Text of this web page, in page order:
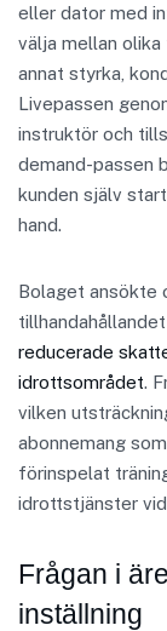
eller dator med
välja mellan
annat styrka,
Livepassen
instruktör och
demand-passen
kunden själv
hand.
Bolaget ansökte
reducerade
idrottsområdet.
vilken
abonnemang
förinspelat
idrottstjänster
Frågan i
inställning